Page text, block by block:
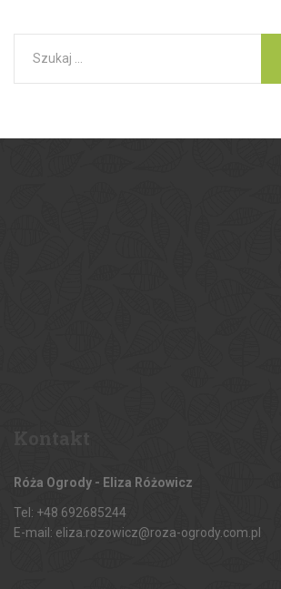
Róża Ogrody - Eliza Różowicz
Tel: +48 692685244
E-mail: eliza.rozowicz@roza-ogrody.com.pl